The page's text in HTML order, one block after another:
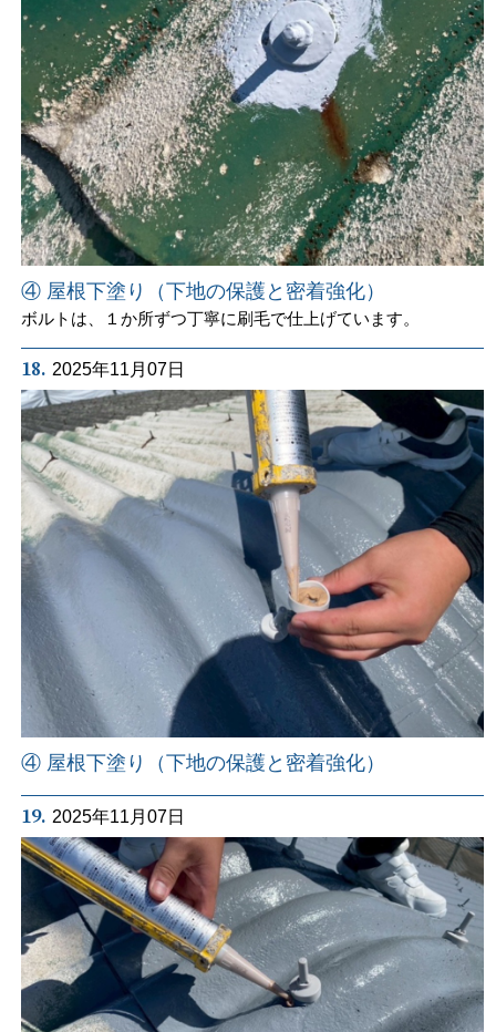
④ 屋根下塗り（下地の保護と密着強化）
ボルトは、１か所ずつ丁寧に刷毛で仕上げています。
18. 2025年11月07日
④ 屋根下塗り（下地の保護と密着強化）
19. 2025年11月07日